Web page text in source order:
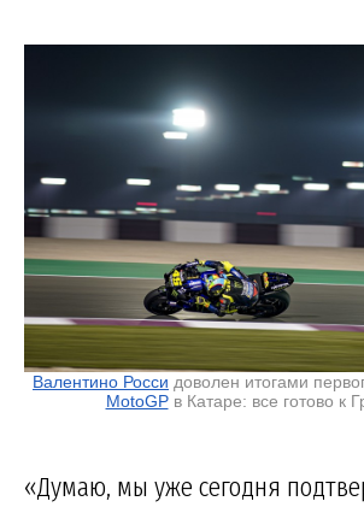
Валентино Росси доволен итогами
MotoGPв Катаре: все готово к
«Думаю, мы уже сегодня